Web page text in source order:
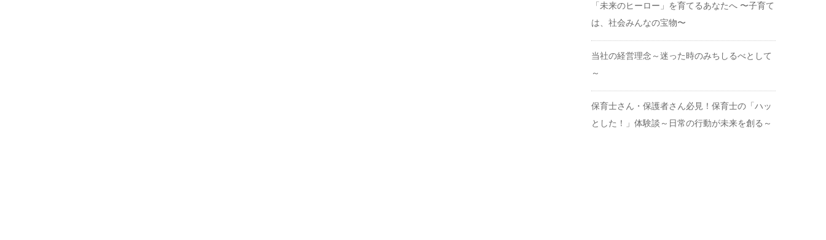
「未来のヒーロー」を育てるあなたへ 〜子育て
は、社会みんなの宝物〜
当社の経営理念～迷った時のみちしるべとして
～
保育士さん・保護者さん必見！保育士の「ハッ
とした！」体験談～日常の行動が未来を創る～